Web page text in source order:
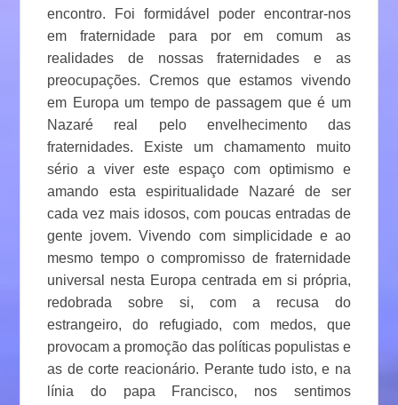
encontro. Foi formidável poder encontrar-nos
em fraternidade para por em comum as
realidades de nossas fraternidades e as
preocupações. Cremos que estamos vivendo
em Europa um tempo de passagem que é um
Nazaré real pelo envelhecimento das
fraternidades. Existe um chamamento muito
sério a viver este espaço com optimismo e
amando esta espiritualidade Nazaré de ser
cada vez mais idosos, com poucas entradas de
gente jovem. Vivendo com simplicidade e ao
mesmo tempo o compromisso de fraternidade
universal nesta Europa centrada em si própria,
redobrada sobre si, com a recusa do
estrangeiro, do refugiado, com medos, que
provocam a promoção das políticas populistas e
as de corte reacionário. Perante tudo isto, e na
línia do papa Francisco, nos sentimos